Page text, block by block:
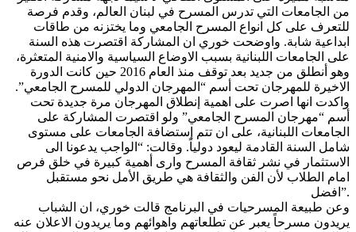
من الجامعات التي تدرس المسرح في لبنان العالم، وقدم فرصة
للتعرف على كل انواع المسرح الجامعي وما يختزنه من طاقات
ابداعية شابة. واوضحت خوري ان المشاركة اقتصرت هذه السنة
على الجامعات اللبنانية بسبب الاوضاع السياسية والامنية المتعثرة،
وهو أنطلق من جديد بعد توقف منذ العام 2016 حين كانت الدورة
الاخيرة للمهرجان تحت أسم “المهرجان الدولي للمسرح الجامعي”.
واكدت انها اصرت على اهمية إنطلاق المهرجان مرة جديدة تحت
أسم “مهرجان المسرح الجامعي” ولو اقتصرت المشاركة على
الجامعات اللبنانية، على ان تتم إستضافة الجامعات على مستوى
شامل السنة القادمة ليعود دولياً. وقالت: “الواجب يدعونا الى
الاستثمار في نشر ثقافة المسرح وارى أهمية كبيرة في خلق فرص
امام الطلاب لأن الفن والثقافة هي طريق الأمل نحو مستقبل
افضل”.
وعن طبيعة المسرحيات في البرنامج قالت خوري، ان الشباب
يريدون مسرحاً يعبر عن تطلعاتهم واهوائهم وما يريدون الاعلان عنه